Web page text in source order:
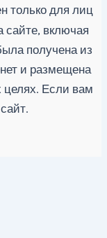
только для лиц
сайте, включая
получена из
и размещена
целях. Если вам